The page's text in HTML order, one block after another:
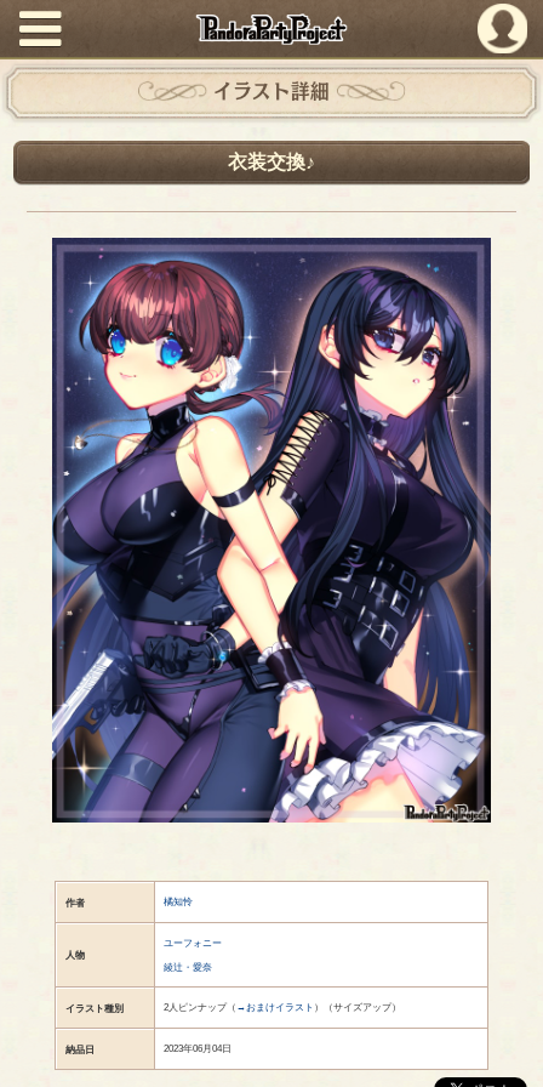
PandoraPartyProject
イラスト詳細
衣装交換♪
作者 橘知怜
人物
ユーフォニー
綾辻・愛奈
イラスト種別 2人ピンナップ（ →おまけイラスト ）（サイズアップ）
納品日 2023年06月04日